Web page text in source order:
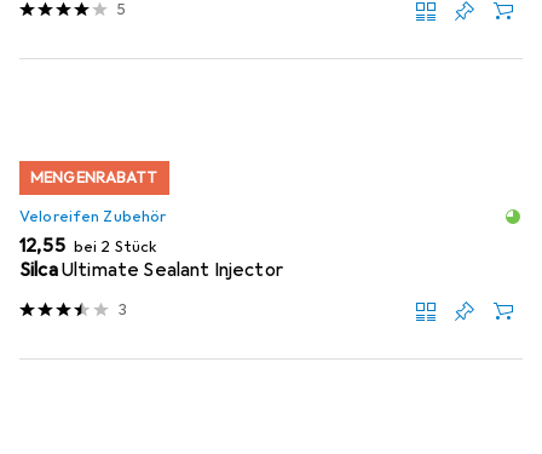
5
MENGENRABATT
Veloreifen Zubehör
EUR
12,55 bei 2 Stück
SilcaUltimate Sealant Injector
3